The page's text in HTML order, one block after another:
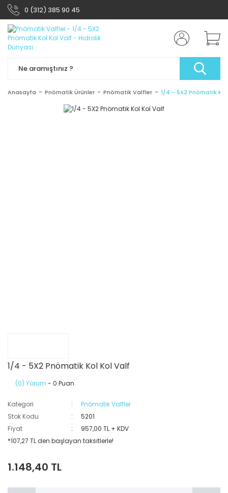
0 (312) 385 90 45
Anasayfa Pnömatik Ürünler Pnömatik Valfler 1/4 - 5X2 Pnömatik
1/4 - 5X2 Pnömatik Kol Kol Valf
(0) Yorum - 0 Puan
Kategori
Pnömatik Valfler
Stok Kodu
5201
Fiyat
957,00 TL + KDV
*107,27 TL den başlayan taksitlerle!
1.148,40 TL